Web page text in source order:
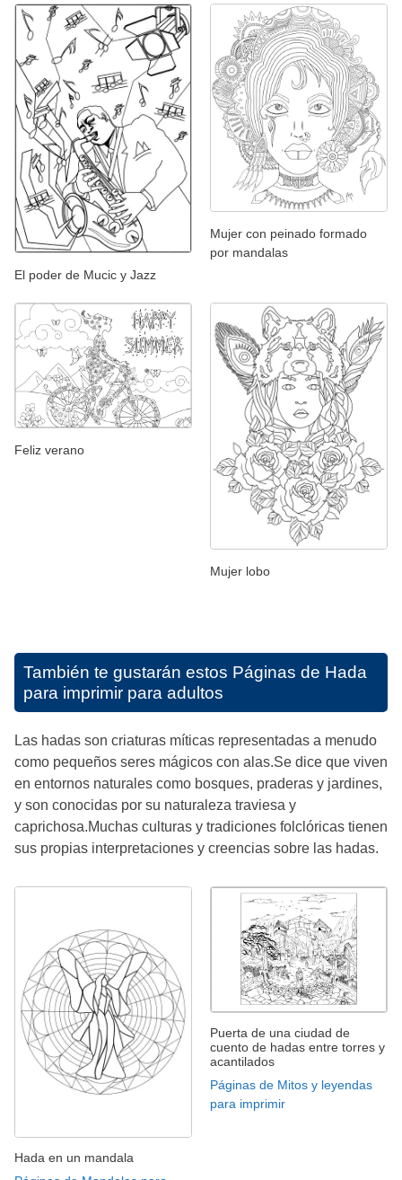
El poder de Mucic y Jazz
Mujer con peinado formado
por mandalas
Feliz verano
Mujer lobo
También te gustarán estos Páginas de Hada
para imprimir para adultos
Las hadas son criaturas míticas representadas a menudo
como pequeños seres mágicos con alas.Se dice que viven
en entornos naturales como bosques, praderas y jardines,
y son conocidas por su naturaleza traviesa y
caprichosa.Muchas culturas y tradiciones folclóricas tienen
sus propias interpretaciones y creencias sobre las hadas.
Hada en un mandala
Puerta de una ciudad de
cuento de hadas entre torres y
acantilados
Páginas de Mitos y leyendas
para imprimir